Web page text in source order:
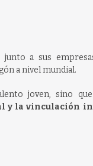
junto a sus
a nivel mundial.
joven, sino
y la vinculación